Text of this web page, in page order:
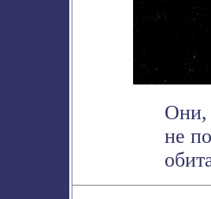
Они,
не